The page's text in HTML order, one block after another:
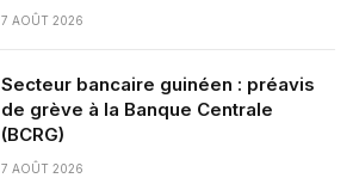
7 AOÛT 2026
Secteur bancaire guinéen : préavis
de grève à la Banque Centrale
(BCRG)
7 AOÛT 2026